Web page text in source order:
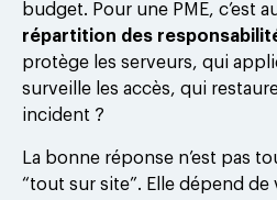
budget. Pour une PME, c’est
répartition des
protège les serveurs, qui
surveille les accès, qui
incident ?
La bonne réponse n’est pas
“tout sur site”. Elle dépend